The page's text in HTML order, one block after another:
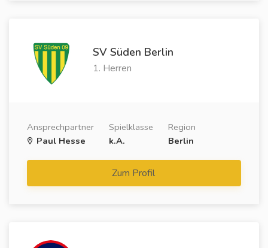
SV Süden Berlin
1. Herren
Ansprechpartner
Paul Hesse
Spielklasse
k.A.
Region
Berlin
Zum Profil